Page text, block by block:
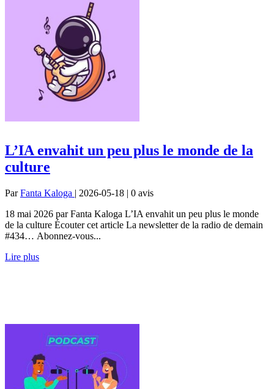
L’IA envahit un peu plus le monde de la
culture
ParFanta Kaloga | 2026-05-18 | 0 avis
18 mai 2026 par Fanta Kaloga L’IA envahit un peu plus le monde
de la culture Écouter cet article La newsletter de la radio de demain
#434… Abonnez-vous...
Lire plus